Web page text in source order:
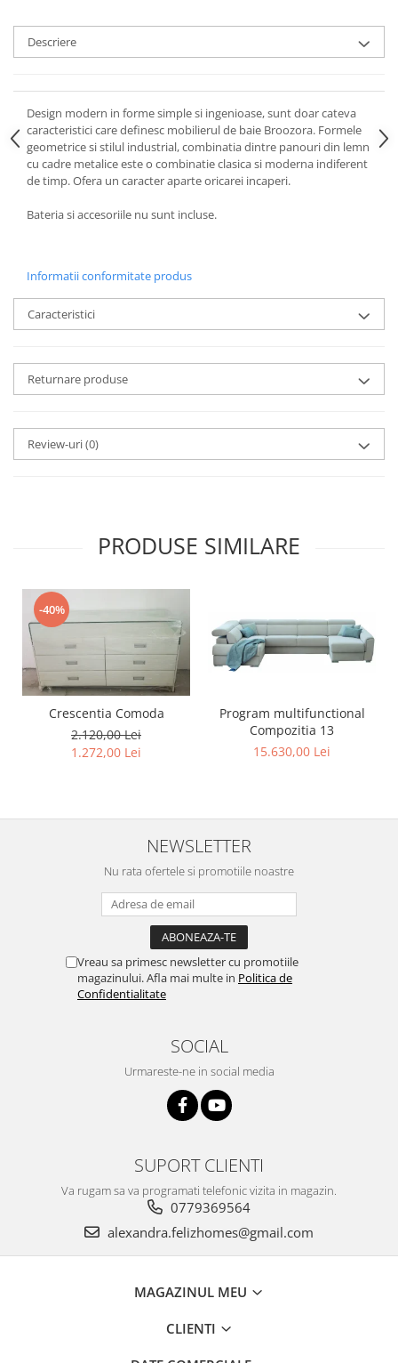
Descriere
Design modern in forme simple si ingenioase, sunt doar cateva
caracteristici care definesc mobilierul de baie Broozora. Formele
geometrice si stilul industrial, combinatia dintre panouri din lemn
cu cadre metalice este o combinatie clasica si moderna indiferent
de timp. Ofera un caracter aparte oricarei incaperi.
Bateria si accesoriile nu sunt incluse.
Informatii conformitate produs
Caracteristici
Returnare produse
Review-uri(0)
PRODUSE SIMILARE
-40%
Crescentia Comoda
2.120,00 Lei
1.272,00 Lei
Program multifunctional
Compozitia 13
15.630,00 Lei
NEWSLETTER
Nu rata ofertele si promotiile noastre
Vreau sa primesc newsletter cu promotiile
magazinului. Afla mai multe in Politica de
Confidentialitate
SOCIAL
Urmareste-ne in social media
SUPORT CLIENTI
Va rugam sa va programati telefonic vizita in magazin.
0779369564
alexandra.felizhomes@gmail.com
MAGAZINUL MEU
CLIENTI